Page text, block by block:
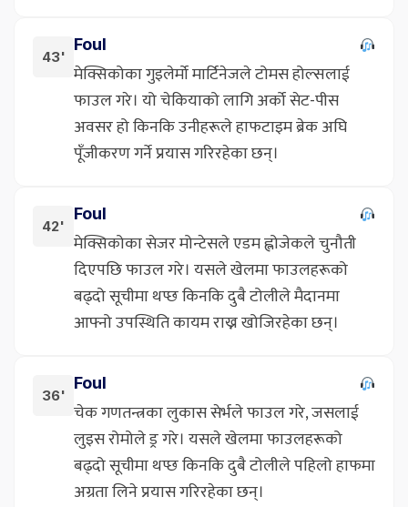
43'
Foul
मेक्सिकोका गुइलेर्मो मार्टिनेजले टोमस होल्सलाई
फाउल गरे। यो चेकियाको लागि अर्को सेट-पीस
अवसर हो किनकि उनीहरूले हाफटाइम ब्रेक अघि
पूँजीकरण गर्ने प्रयास गरिरहेका छन्।
42'
Foul
मेक्सिकोका सेजर मोन्टेसले एडम ह्लोजेकले चुनौती
दिएपछि फाउल गरे। यसले खेलमा फाउलहरूको
बढ्दो सूचीमा थप्छ किनकि दुबै टोलीले मैदानमा
आफ्नो उपस्थिति कायम राख्न खोजिरहेका छन्।
36'
Foul
चेक गणतन्त्रका लुकास सेर्भले फाउल गरे, जसलाई
लुइस रोमोले ड्र गरे। यसले खेलमा फाउलहरूको
बढ्दो सूचीमा थप्छ किनकि दुबै टोलीले पहिलो हाफमा
अग्रता लिने प्रयास गरिरहेका छन्।